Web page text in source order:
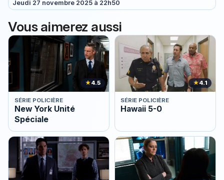
Jeudi 27 novembre 2025 à 22h50
Vous aimerez aussi
★4.5
SÉRIE POLICIÈRE
New York Unité
Spéciale
★4.1
SÉRIE POLICIÈRE
Hawaii 5-0